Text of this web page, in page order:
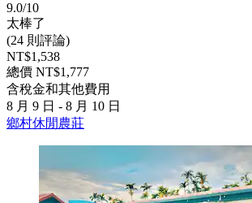
9.0/10
太棒了
(24 則評論)
NT$1,538
總價 NT$1,777
含稅金和其他費用
8 月 9 日 - 8 月 10 日
鄉村休閒農莊